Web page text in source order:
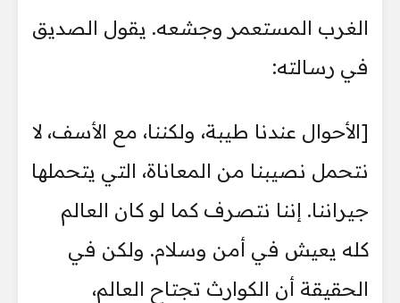
الغرب المستعمر وجشعه. يقول الصديق
في رسالته:
[الأحوال عندنا طيبة، ولكننا، مع الأسف، لا
نتحمل نصيبنا من المعاناة، التي يتحملها
جيراننا. إننا نتصرف كما لو كان العالم
كله يعيش في أمن وسلام. ولكن في
الحقيقة أن الكوارث تجتاح العالم،